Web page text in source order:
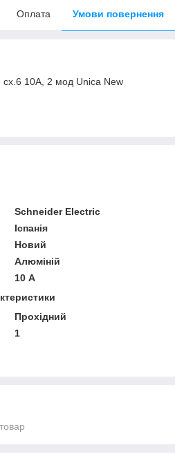
Оплата Умови повернення
сх.6 10А, 2 мод Unica New
Schneider Electric
Іспанія
Новий
Алюміній
10 А
Прохідний
1